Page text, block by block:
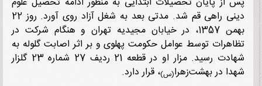
دینی راهی قم شد. مدتی بعد به شغل آزاد روی آورد. روز 22
بهمن 1357، در خیابان مجیدیه تهران و هنگام شرکت در
توسط عوامل حکومت پهلوی و بر اثر اصابت گلوله به
شهادت رسید. مزار او در قطعه 21 ردیف 27 شماره 23 گلزار
در بهشت‌زهرا(س)، قرار دارد.